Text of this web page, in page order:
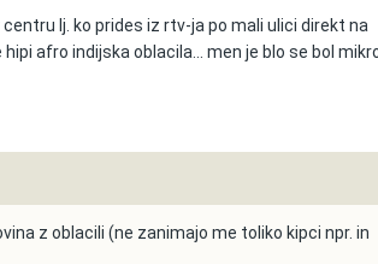
lj. ko prides iz rtv-ja po mali ulici direkt na
afro indijska oblacila... men je blo se bol
z oblacili (ne zanimajo me toliko kipci npr. in